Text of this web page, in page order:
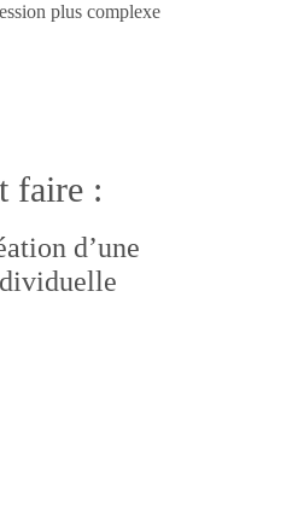
plus complexe
faire :
d’une